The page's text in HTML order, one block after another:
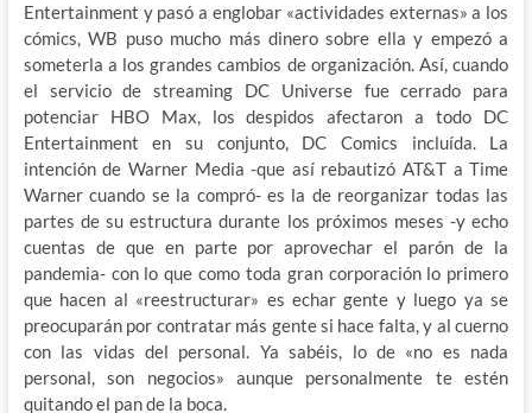
Entertainment y pasó a englobar «actividades externas» a los
cómics, WB puso mucho más dinero sobre ella y empezó a
someterla a los grandes cambios de organización. Así, cuando
el servicio de streaming DC Universe fue cerrado para
potenciar HBO Max, los despidos afectaron a todo DC
Entertainment en su conjunto, DC Comics incluída. La
intención de Warner Media -que así rebautizó AT&T a Time
Warner cuando se la compró- es la de reorganizar todas las
partes de su estructura durante los próximos meses -y echo
cuentas de que en parte por aprovechar el parón de la
pandemia- con lo que como toda gran corporación lo primero
que hacen al «reestructurar» es echar gente y luego ya se
preocuparán por contratar más gente si hace falta, y al cuerno
con las vidas del personal. Ya sabéis, lo de «no es nada
personal, son negocios» aunque personalmente te estén
quitando el pan de la boca.